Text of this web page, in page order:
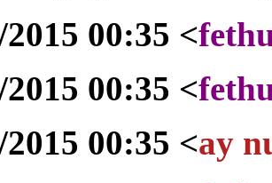
00:35 <
00:35 <
00:35 <ay